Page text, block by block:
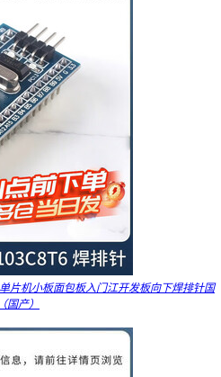
片机小板面包板入门江开发板向下焊排针国
国产）